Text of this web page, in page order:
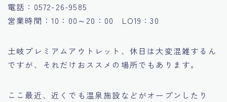
電話：0572-26-9585
営業時間：10：00～20：00 LO19：30
土岐プレミアムアウトレット、休日は大変混雑するん
ですが、それだけおススメの場所でもあります。
ここ最近、近くでも温泉施設などがオープンしたり